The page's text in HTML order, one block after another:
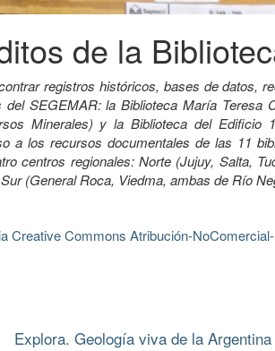
de la
registros históricos, bases de datos,
SEGEMAR: la Biblioteca María Teresa
Minerales) y la Biblioteca del Edificio
a los recursos documentales de las 11
centros regionales: Norte (Jujuy, Salta,
(General Roca, Viedma, ambas de Río
Creative Commons Atribución-
Explora. Geología viva de la Argentina